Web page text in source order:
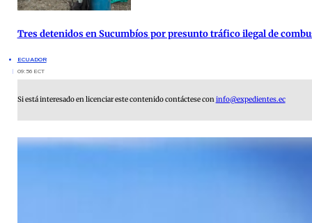
Tres detenidos en Sucumbíos por presunto tráfico ilegal de
ECUADOR
09:56 ECT
Si está interesado en licenciar este contenido contáctese coninfo@expedientes.ec